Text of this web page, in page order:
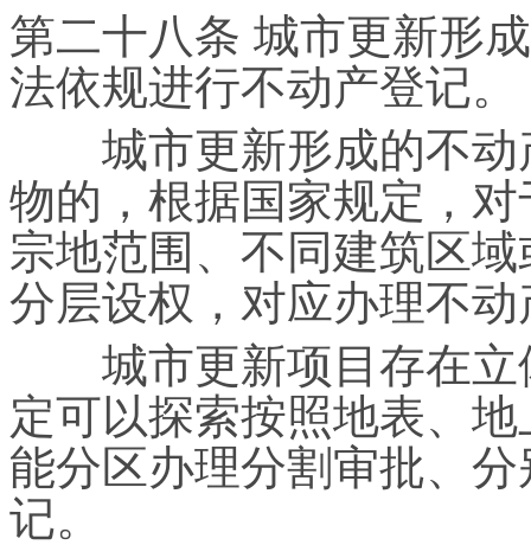
第二十八条 城市更新形
法依规进行不动产登记。
城市更新形成的不动
物的，根据国家规定，
宗地范围、不同建筑区
分层设权，对应办理不
城市更新项目存在立
定可以探索按照地表、
能分区办理分割审批、
记。